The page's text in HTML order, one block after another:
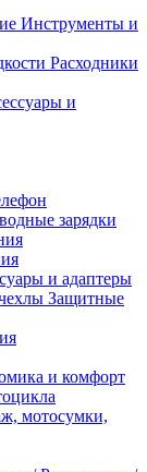
Инструменты и
Расходники
и
зарядки
и адаптеры
Защитные
и комфорт
мотосумки,